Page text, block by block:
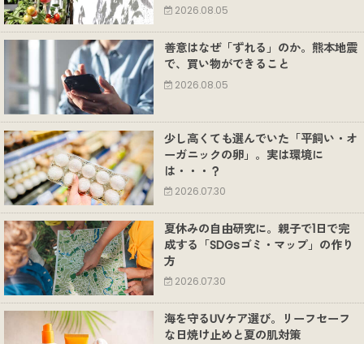
2026.08.05
善意はなぜ「ずれる」のか。熊本地震
で、買い物ができること
2026.08.05
少し高くても選んでいた「平飼い・オ
ーガニックの卵」。実は環境に
は・・・？
2026.07.30
夏休みの自由研究に。親子で1日で完
成する「SDGsゴミ・マップ」の作り
方
2026.07.30
海を守るUVケア選び。リーフセーフ
な日焼け止めと夏の肌対策